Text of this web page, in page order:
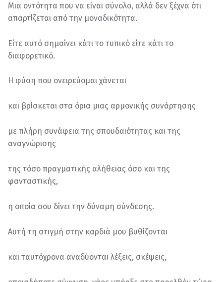
Μια οντότητα που να είναι σύνολο, αλλά δεν ξέχνα ότι
απαρτίζεται από την μοναδικότητα.
Είτε αυτό σημαίνει κάτι το τυπικό είτε κάτι το
διαφορετικό.
Η φύση που ονειρεύομαι χάνεται
και βρίσκεται στα όρια μιας αρμονικής συνάρτησης
με πλήρη συνάφεια της σπουδαιότητας και της
αναγνώρισης
της τόσο πραγματικής αλήθειας όσο και της
φανταστικής,
η οποία σου δίνει την δύναμη σύνδεσης.
Αυτή τη στιγμή στην καρδιά μου βυθίζονται
και ταυτόχρονα αναδύονται λέξεις, σκέψεις,